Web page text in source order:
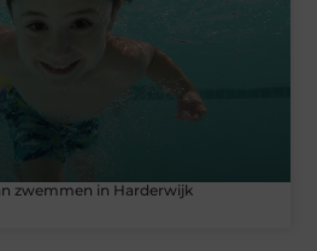
zwemmen in Harderwijk